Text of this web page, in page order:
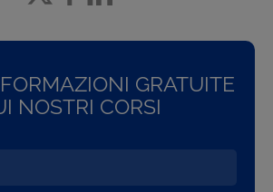
GRATUITE
NOSTRI CORSI